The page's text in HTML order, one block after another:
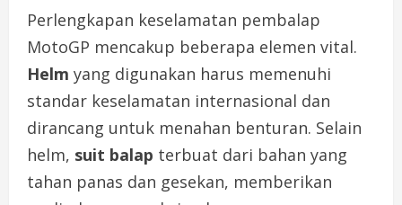
Perlengkapan keselamatan pembalap
MotoGP mencakup beberapa elemen vital.
Helm yang digunakan harus memenuhi
standar keselamatan internasional dan
dirancang untuk menahan benturan. Selain
helm, suit balap terbuat dari bahan yang
tahan panas dan gesekan, memberikan